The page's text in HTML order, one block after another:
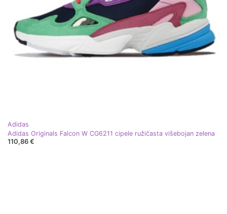
Adidas
Adidas Originals Falcon W CG6211 cipele ružičasta višebojan zelena
110,86 €